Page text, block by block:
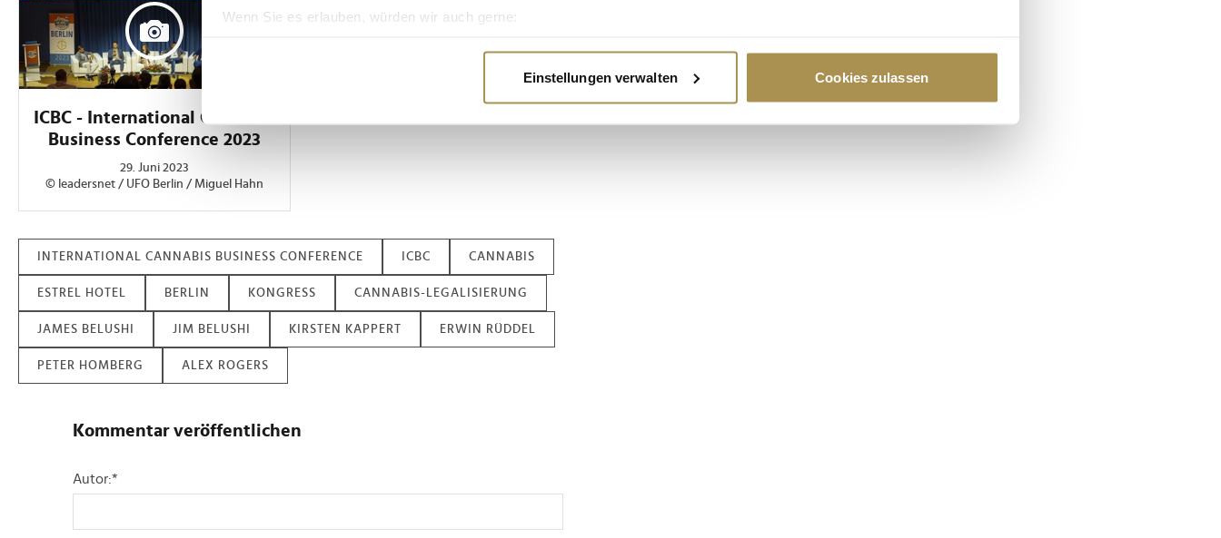
Wenn Sie es erlauben, würden wir auch gerne:
Erfahren Sie mehr darüber, wie Ihre persönlichen Daten verarbeitet werden, und legen Sie Ihre Präferenzen im
und die Zugriffe auf unsere Website zu analysieren. Außerdem geben wir Informationen zu Ihrer Verwendung unserer
der Dienste gesammelt haben.
Einstellungen verwalten Cookies zulassen
ICBC - International Cannabis
Business Conference 2023
29. Juni 2023
© leadersnet / UFO Berlin / Miguel Hahn
INTERNATIONAL CANNABIS BUSINESS CONFERENCE ICBC CANNABIS
ESTREL HOTEL BERLIN KONGRESS CANNABIS-LEGALISIERUNG
JAMES BELUSHI JIM BELUSHI KIRSTEN KAPPERT ERWIN RÜDDEL
PETER HOMBERG ALEX ROGERS
Kommentar veröffentlichen
Autor:*